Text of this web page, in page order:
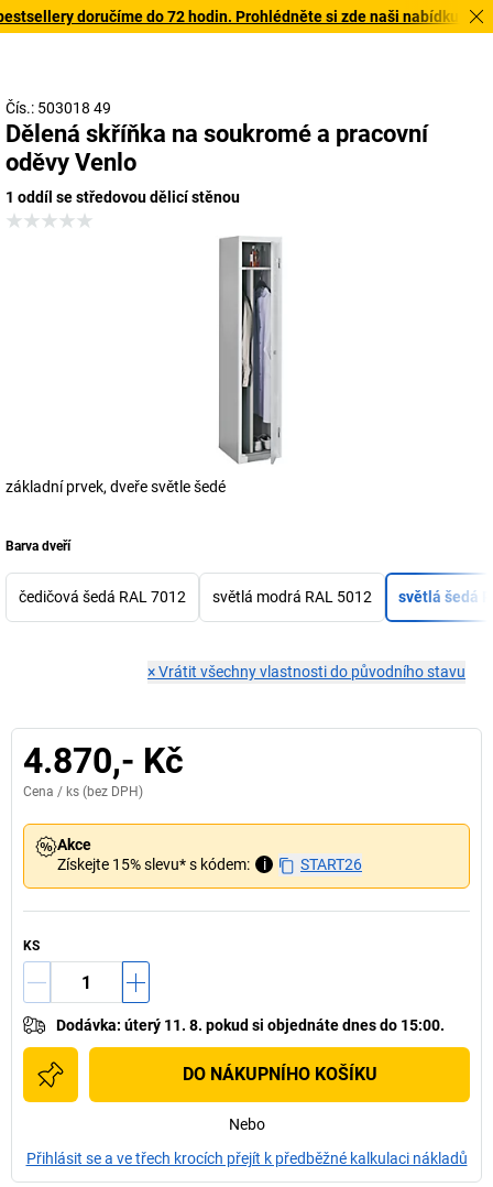
doručíme do 72 hodin. Prohlédněte si zde naši nabídku s
Čís.: 503018 49
Dělená skříňka na soukromé a pracovní
oděvy Venlo
1 oddíl se středovou dělicí stěnou
základní prvek, dveře světle šedé
Barva dveří
čedičová šedá RAL 7012 světlá modrá RAL 5012 světlá šedá
×Vrátit všechny vlastnosti do původního stavu
4.870,- Kč
Cena / ks (bez DPH)
Akce
Získejte 15% slevu* s kódem:
i START26
KS
Dodávka: úterý 11. 8. pokud si objednáte dnes do 15:00.
DO NÁKUPNÍHO KOŠÍKU
Nebo
Přihlásit se a ve třech krocích přejít k předběžné kalkulaci nákladů